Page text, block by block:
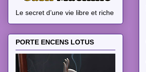
Le secret d’une vie libre et riche
PORTE ENCENS LOTUS